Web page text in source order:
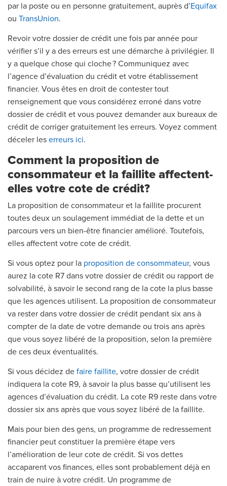
par la poste ou en personne gratuitement, auprès d’Equifax
ou TransUnion.
Revoir votre dossier de crédit une fois par année pour
vérifier s’il y a des erreurs est une démarche à privilégier. Il
y a quelque chose qui cloche ? Communiquez avec
l’agence d’évaluation du crédit et votre établissement
financier. Vous êtes en droit de contester tout
renseignement que vous considérez erroné dans votre
dossier de crédit et vous pouvez demander aux bureaux de
crédit de corriger gratuitement les erreurs. Voyez comment
déceler les erreurs ici.
Comment la proposition de
consommateur et la faillite affectent-
elles votre cote de crédit?
La proposition de consommateur et la faillite procurent
toutes deux un soulagement immédiat de la dette et un
parcours vers un bien-être financier amélioré. Toutefois,
elles affectent votre cote de crédit.
Si vous optez pour la proposition de consommateur, vous
aurez la cote R7 dans votre dossier de crédit ou rapport de
solvabilité, à savoir le second rang de la cote la plus basse
que les agences utilisent. La proposition de consommateur
va rester dans votre dossier de crédit pendant six ans à
compter de la date de votre demande ou trois ans après
que vous soyez libéré de la proposition, selon la première
de ces deux éventualités.
Si vous décidez de faire faillite, votre dossier de crédit
indiquera la cote R9, à savoir la plus basse qu’utilisent les
agences d’évaluation du crédit. La cote R9 reste dans votre
dossier six ans après que vous soyez libéré de la faillite.
Mais pour bien des gens, un programme de redressement
financier peut constituer la première étape vers
l’amélioration de leur cote de crédit. Si vos dettes
accaparent vos finances, elles sont probablement déjà en
train de nuire à votre crédit. Un programme de